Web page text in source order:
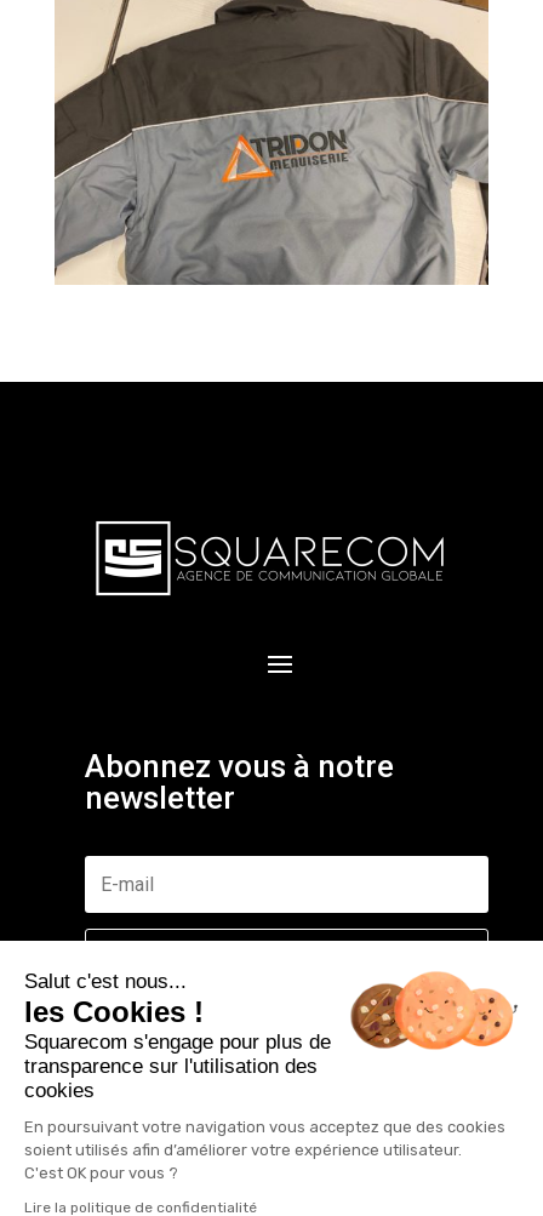
Abonnez vous à notre
newsletter
communication à Neufchâteau.
Mentions légales Politique de confidentitalité
Salut c'est nous...
les Cookies !
Squarecom s'engage pour plus de
transparence sur l'utilisation des
cookies
En poursuivant votre navigation vous acceptez que des cookies
soient utilisés afin d’améliorer votre expérience utilisateur.
C'est OK pour vous ?
Lire la politique de confidentialité